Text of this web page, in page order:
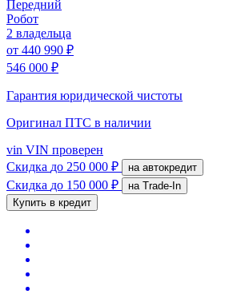
Передний
Робот
2 владельца
от 440 990 ₽
546 000 ₽
Гарантия юридической чистоты
Оригинал ПТС в наличии
vin VIN проверен
Скидка до 250 000 ₽ на автокредит
Скидка до 150 000 ₽
на Trade-In
Купить в кредит